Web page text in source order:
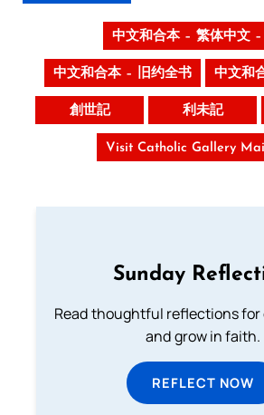
中文和合本 – 繁体中文 –
中文和合本 – 旧约全书 中文和
創世記 利未記
Visit Catholic Gallery
Sunday
Read thoughtful reflections for
and grow in faith.
REFLECT NOW